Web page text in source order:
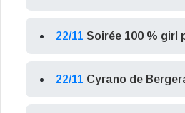
22/11 Soirée 100 % girl
22/11 Cyrano de